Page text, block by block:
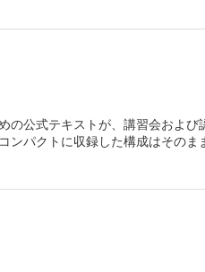
）
イン
問
の公式テキストが、講習会およ
パクトに収録した構成はその